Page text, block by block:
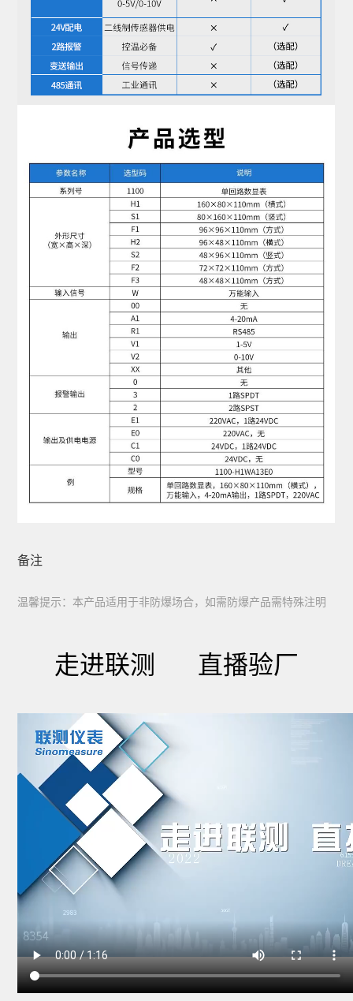
备注
温馨提示：本产品适用于非防爆场合，如需防爆产品需特殊注明
走进联测 直播验厂